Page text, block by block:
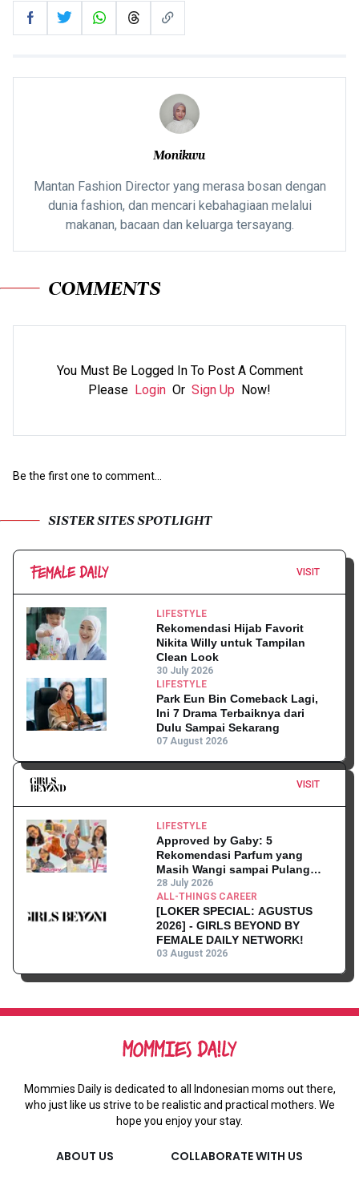
Monikwu
Mantan Fashion Director yang merasa bosan dengan
dunia fashion, dan mencari kebahagiaan melalui
makanan, bacaan dan keluarga tersayang.
COMMENTS
You Must Be Logged In To Post A Comment
Please Login Or Sign Up Now!
Be the first one to comment...
SISTER SITES SPOTLIGHT
VISIT
LIFESTYLE
Rekomendasi Hijab Favorit
Nikita Willy untuk Tampilan
Clean Look
30 July 2026
LIFESTYLE
Park Eun Bin Comeback Lagi,
Ini 7 Drama Terbaiknya dari
Dulu Sampai Sekarang
07 August 2026
VISIT
LIFESTYLE
Approved by Gaby: 5
Rekomendasi Parfum yang
Masih Wangi sampai Pulang
Kantor
28 July 2026
ALL-THINGS CAREER
[LOKER SPECIAL: AGUSTUS
2026] - GIRLS BEYOND BY
FEMALE DAILY NETWORK!
03 August 2026
Mommies Daily is dedicated to all Indonesian moms out there,
who just like us strive to be realistic and practical mothers. We
hope you enjoy your stay.
ABOUT US COLLABORATE WITH US